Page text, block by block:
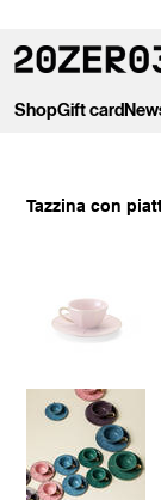
ShopGift card
Tazzina con